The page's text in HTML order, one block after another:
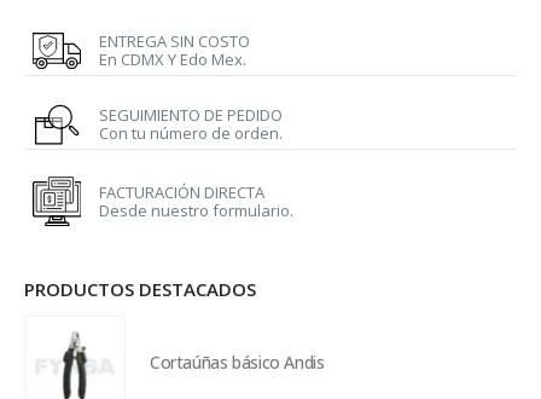
ENTREGA SIN COSTO
En CDMX Y Edo Mex.
SEGUIMIENTO DE PEDIDO
Con tu número de orden.
FACTURACIÓN DIRECTA
Desde nuestro formulario.
PRODUCTOS DESTACADOS
Cortaúñas básico Andis